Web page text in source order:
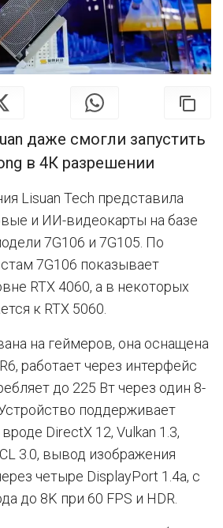
даже смогли запустить
в 4К разрешении
Lisuan Tech представила
и ИИ-видеокарты на базе
7G106 и 7G105. По
7G106 показывает
RTX 4060, а в некоторых
к RTX 5060.
на геймеров, она оснащена
работает через интерфейс
до 225 Вт через один 8-
поддерживает
DirectX 12, Vulkan 1.3,
3.0, вывод изображения
четыре DisplayPort 1.4a, с
до 8K при 60 FPS и HDR.